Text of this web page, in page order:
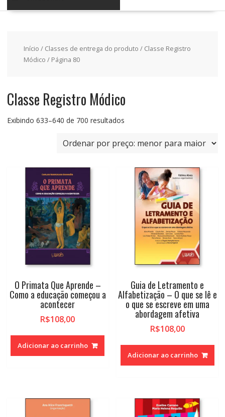
Início / Classes de entrega do produto / Classe Registro
Módico / Página 80
Classe Registro Módico
Exibindo 633–640 de 700 resultadosClassificado
preço:
alto
O Primata Que Aprende –
Como a educação começou a
acontecer
R$108,00
Adicionar ao carrinho
Guia de Letramento e
Alfabetização – O que se lê e
o que se escreve em uma
abordagem afetiva
R$108,00
Adicionar ao carrinho